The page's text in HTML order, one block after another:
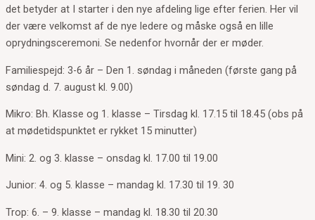
det betyder at I starter i den nye afdeling lige efter ferien. Her vil
der være velkomst af de nye ledere og måske også en lille
oprydningsceremoni. Se nedenfor hvornår der er møder.
Familiespejd: 3-6 år – Den 1. søndag i måneden (første gang på
søndag d. 7. august kl. 9.00)
Mikro: Bh. Klasse og 1. klasse – Tirsdag kl. 17.15 til 18.45 (obs på
at mødetidspunktet er rykket 15 minutter)
Mini: 2. og 3. klasse – onsdag kl. 17.00 til 19.00
Junior: 4. og 5. klasse – mandag kl. 17.30 til 19. 30
Trop: 6. – 9. klasse – mandag kl. 18.30 til 20.30